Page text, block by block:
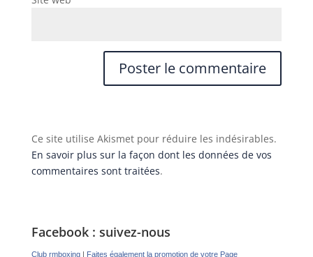
Ce site utilise Akismet pour réduire les indésirables.
En savoir plus sur la façon dont les données de vos
commentaires sont traitées.
Facebook : suivez-nous
Club rmboxing| Faites également la promotion de votre Page